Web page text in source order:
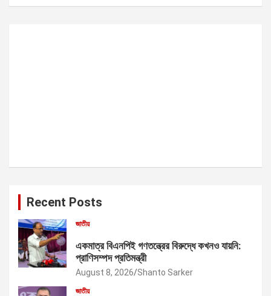
Recent Posts
জাতীয়
একমাত্র বিএনপিই গণতন্ত্রের বিরুদ্ধে কখনও যায়নি:
প্রাণিসম্পদ প্রতিমন্ত্রী
August 8, 2026 Shanto Sarker
জাতীয়